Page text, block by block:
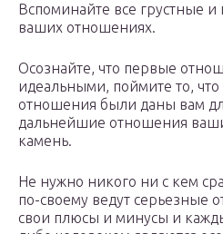
Вспоминайте все грустные
ваших отношениях.
Осознайте, что первые
идеальными, поймите то,
отношения были даны вам
дальнейшие отношения
камень.
Не нужно никого ни с кем
по-своему ведут серьезные
свои плюсы и минусы и